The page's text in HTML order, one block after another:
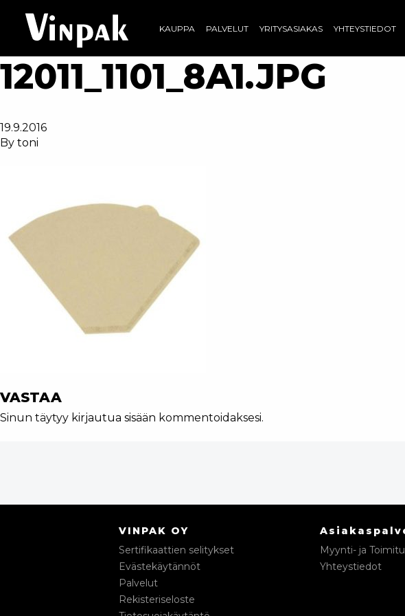
KAUPPA PALVELUT YRITYSASIAKAS YHTEYSTIEDOT
12011_1101_8A1.JPG
19.9.2016
By toni
VASTAA
Sinun täytyy kirjautua sisään kommentoidaksesi.
VINPAK OY
Sertifikaattien selitykset
Evästekäytännöt
Palvelut
Rekisteriseloste
Myynti- ja
Yhteystiedot